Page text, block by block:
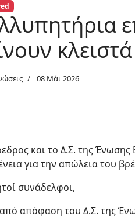
08 Μάι 2026
και το Δ.Σ. της Ένωσης
για την απώλεια του
συνάδελφοι,
απόφαση του Δ.Σ. της